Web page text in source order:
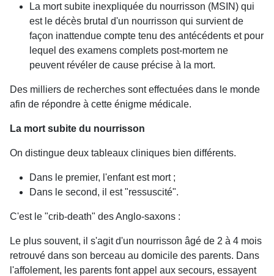
La mort subite inexpliquée du nourrisson (MSIN) qui
est le décès brutal d'un nourrisson qui survient de
façon inattendue compte tenu des antécédents et pour
lequel des examens complets post-mortem ne
peuvent révéler de cause précise à la mort.
Des milliers de recherches sont effectuées dans le monde
afin de répondre à cette énigme médicale.
La mort subite du nourrisson
On distingue deux tableaux cliniques bien différents.
Dans le premier, l'enfant est mort ;
Dans le second, il est "ressuscité".
C'est le "crib-death" des Anglo-saxons :
Le plus souvent, il s'agit d'un nourrisson âgé de 2 à 4 mois
retrouvé dans son berceau au domicile des parents. Dans
l'affolement, les parents font appel aux secours, essayent